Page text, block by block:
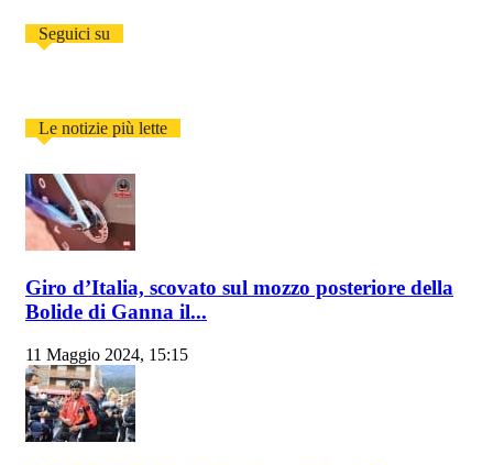
Seguici su
Le notizie più lette
Giro d’Italia, scovato sul mozzo posteriore della
Bolide di Ganna il...
11 Maggio 2024, 15:15